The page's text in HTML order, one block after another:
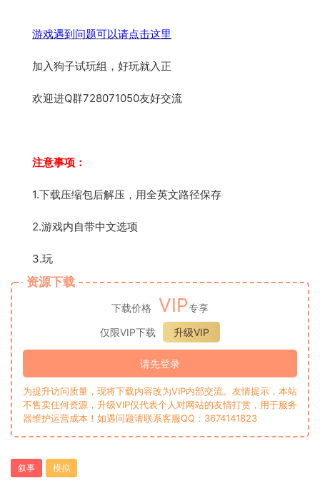
游戏遇到问题可以请点击这里
加入狗子试玩组，好玩就入正
欢迎进Q群728071050友好交流
注意事项：
1.下载压缩包后解压，用全英文路径保存
2.游戏内自带中文选项
3.玩
资源下载
下载价格 VIP专享
仅限VIP下载
升级VIP
请先登录
为提升访问质量，现将下载内容改为VIP内部交流。友情提示，本站
不售卖任何资源，升级VIP仅代表个人对网站的友情打赏，用于服务
器维护运营成本！如遇问题请联系客服QQ：3674141823
叙事 模拟